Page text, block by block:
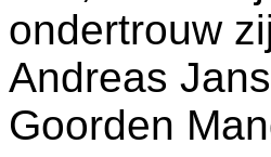
ondertrouw
Andreas
Goorden